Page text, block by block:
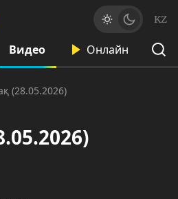
KZ
Видео Онлайн
(28.05.2026)